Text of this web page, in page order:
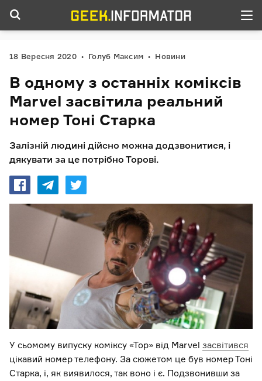
18 Вересня 2020 Голуб Максим Новини
В одному з останніх коміксів
Marvel засвітила реальний
номер Тоні Старка
Залізній людині дійсно можна додзвонитися, і
дякувати за це потрібно Торові.
У сьомому випуску коміксу «Тор» від Marvel засвітився
цікавий номер телефону. За сюжетом це був номер Тоні
Старка, і, як виявилося, так воно і є. Подзвонивши за